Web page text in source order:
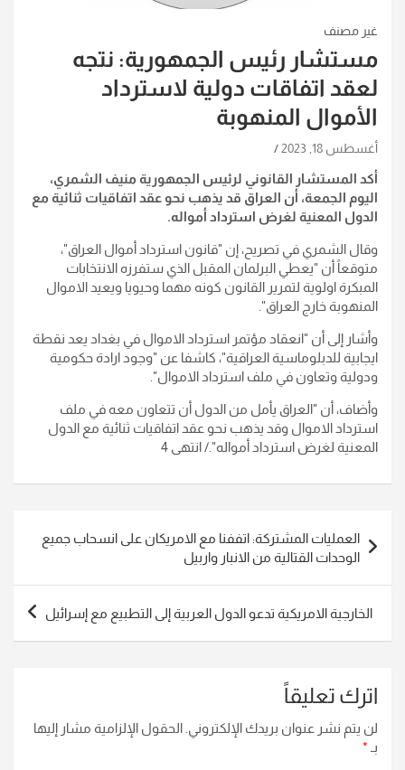
غير مصنف
مستشار رئيس الجمهورية: نتجه
لعقد اتفاقات دولية لاسترداد
الأموال المنهوبة
أغسطس 18, 2023
أكد المستشار القانوني لرئيس الجمهورية منيف الشمري،
اليوم الجمعة، أن العراق قد يذهب نحو عقد اتفاقيات ثنائية مع
الدول المعنية لغرض استرداد أمواله.
وقال الشمري في تصريح، إن "قانون استرداد أموال العراق"،
متوقعاً أن "يعطي البرلمان المقبل الذي ستفرزه الانتخابات
المبكرة اولوية لتمرير القانون كونه مهما وحيويا ويعيد الاموال
المنهوبة خارج العراق".
وأشار إلى أن "انعقاد مؤتمر استرداد الاموال في بغداد يعد نقطة
ايجابية للدبلوماسية العراقية"، كاشفا عن "وجود ارادة حكومية
ودولية وتعاون في ملف استرداد الاموال".
وأضاف، أن "العراق يأمل من الدول أن تتعاون معه في ملف
استرداد الاموال وقد يذهب نحو عقد اتفاقيات ثنائية مع الدول
المعنية لغرض استرداد أمواله"./ انتهى 4
المقالات
العمليات المشتركة: اتففنا مع الامريكان على انسحاب جميع
الوحدات القتالية من الانبار واربيل
الخارجية الامريكية تدعو الدول العربية إلى التطبيع مع إسرائيل
اترك تعليقاً
لن يتم نشر عنوان بريدك الإلكتروني. الحقول الإلزامية مشار إليها
بـ *